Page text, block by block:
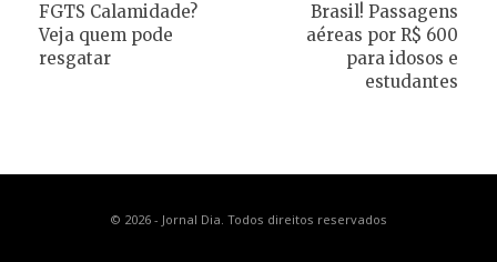
FGTS Calamidade?
Veja quem pode
resgatar
Brasil! Passagens
aéreas por R$ 600
para idosos e
estudantes
© 2026 - Jornal Dia. Todos direitos reservados